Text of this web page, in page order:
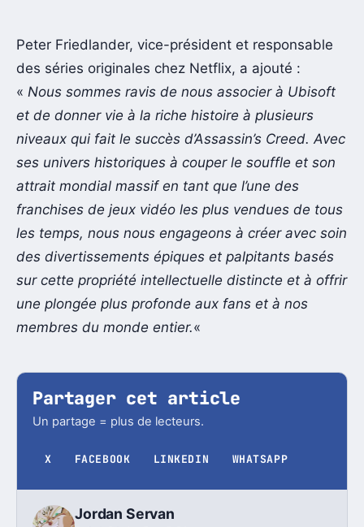
Peter Friedlander, vice-président et responsable
des séries originales chez Netflix, a ajouté :
« Nous sommes ravis de nous associer à Ubisoft
et de donner vie à la riche histoire à plusieurs
niveaux qui fait le succès d’Assassin’s Creed. Avec
ses univers historiques à couper le souffle et son
attrait mondial massif en tant que l’une des
franchises de jeux vidéo les plus vendues de tous
les temps, nous nous engageons à créer avec soin
des divertissements épiques et palpitants basés
sur cette propriété intellectuelle distincte et à offrir
une plongée plus profonde aux fans et à nos
membres du monde entier.«
Partager cet article
Un partage = plus de lecteurs.
X FACEBOOK LINKEDIN WHATSAPP
Jordan Servan